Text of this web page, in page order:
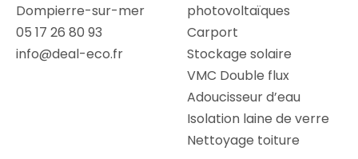
Dompierre-sur-mer
05 17 26 80 93
info@deal-eco.fr
photovoltaïques
Carport
Stockage solaire
VMC Double flux
Adoucisseur d’eau
Isolation laine de verre
Nettoyage toiture